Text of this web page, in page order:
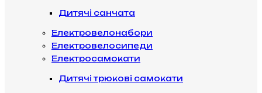
Дитячі санчата
Електровелонабори
Електровелосипеди
Електросамокати
Дитячі трюкові самокати